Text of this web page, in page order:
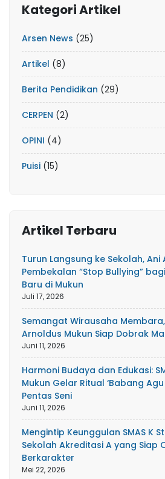
Kategori Artikel
Arsen News (25)
Artikel (8)
Berita Pendidikan (29)
CERPEN (2)
OPINI (4)
Puisi (15)
Artikel Terbaru
Turun Langsung ke Sekolah, Ani
Pembekalan “Stop Bullying”
Baru di Mukun
Juli 17, 2026
Semangat Wirausaha Membara,
Arnoldus Mukun Siap Dobrak
Juni 11, 2026
Harmoni Budaya dan Edukasi:
Mukun Gelar Ritual ‘Babang
Pentas Seni
Juni 11, 2026
Mengintip Keunggulan SMAS K
Sekolah Akreditasi A yang Siap
Berkarakter
Mei 22, 2026